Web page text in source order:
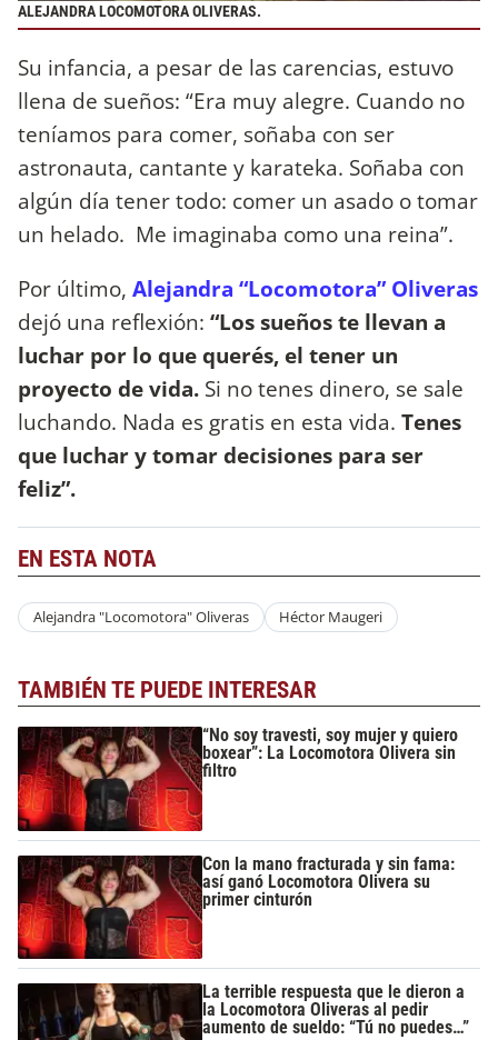
ALEJANDRA LOCOMOTORA OLIVERAS.
Su infancia, a pesar de las carencias, estuvo
llena de sueños: “Era muy alegre. Cuando no
teníamos para comer, soñaba con ser
astronauta, cantante y karateka. Soñaba con
algún día tener todo: comer un asado o tomar
un helado. Me imaginaba como una reina”.
Por último, Alejandra “Locomotora” Oliveras
dejó una reflexión: “Los sueños te llevan a
luchar por lo que querés, el tener un
proyecto de vida. Si no tenes dinero, se sale
luchando. Nada es gratis en esta vida. Tenes
que luchar y tomar decisiones para ser
feliz”.
EN ESTA NOTA
Alejandra "Locomotora" Oliveras Héctor Maugeri
TAMBIÉN TE PUEDE INTERESAR
“No soy travesti, soy mujer y quiero
boxear”: La Locomotora Olivera sin
filtro
Con la mano fracturada y sin fama:
así ganó Locomotora Olivera su
primer cinturón
La terrible respuesta que le dieron a
la Locomotora Oliveras al pedir
aumento de sueldo: “Tú no puedes…”